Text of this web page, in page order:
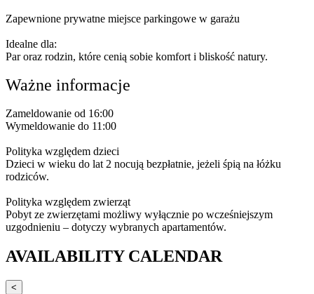
Zapewnione prywatne miejsce parkingowe w garażu
Idealne dla:
Par oraz rodzin, które cenią sobie komfort i bliskość natury.
Ważne informacje
Zameldowanie od 16:00
Wymeldowanie do 11:00
Polityka względem dzieci
Dzieci w wieku do lat 2 nocują bezpłatnie, jeżeli śpią na łóżku
rodziców.
Polityka względem zwierząt
Pobyt ze zwierzętami możliwy wyłącznie po wcześniejszym
uzgodnieniu – dotyczy wybranych apartamentów.
AVAILABILITY CALENDAR
<